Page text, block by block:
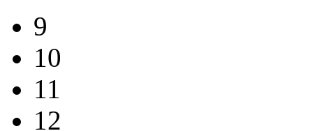
9
10
11
12